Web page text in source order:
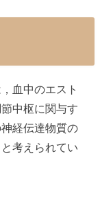
血中のエスト
中枢に関与す
経伝達物質の
考えられてい